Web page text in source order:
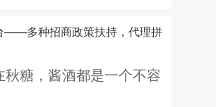
——多种招商政策扶持，代理拼
糖，酱酒都是一个不容